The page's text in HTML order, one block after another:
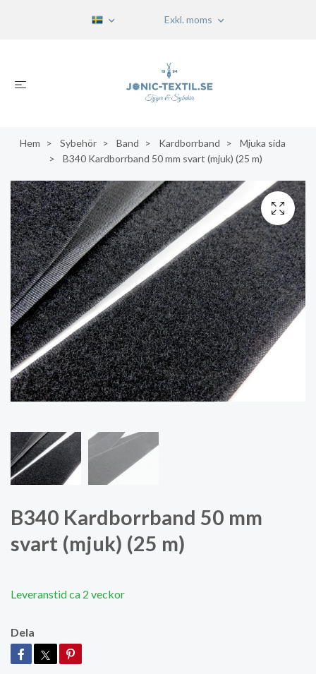
Exkl. moms
Hem Sybehör Band Kardborrband
Mjuka sida
B340 Kardborrband 50 mm svart (mjuk) (25 m)
B340 Kardborrband 50 mm
svart (mjuk) (25 m)
Leveranstid ca 2 veckor
Dela